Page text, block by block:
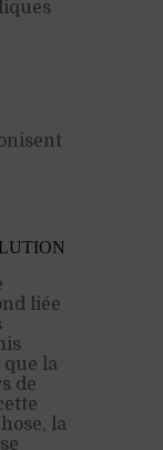
liée
que la
de
la